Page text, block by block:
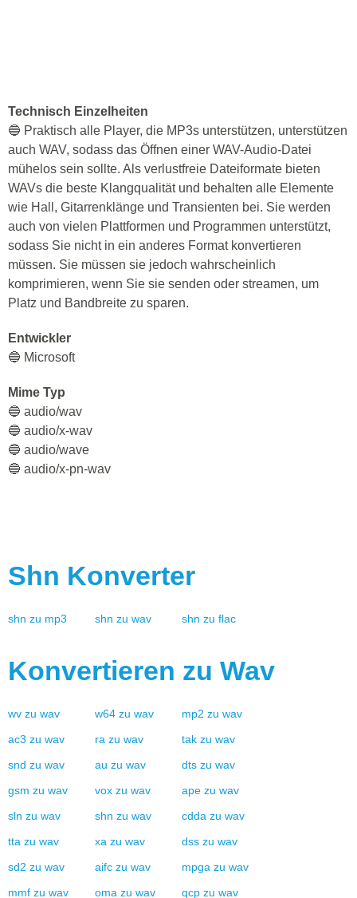
Technisch Einzelheiten
🔵 Praktisch alle Player, die MP3s unterstützen, unterstützen
auch WAV, sodass das Öffnen einer WAV-Audio-Datei
mühelos sein sollte. Als verlustfreie Dateiformate bieten
WAVs die beste Klangqualität und behalten alle Elemente
wie Hall, Gitarrenklänge und Transienten bei. Sie werden
auch von vielen Plattformen und Programmen unterstützt,
sodass Sie nicht in ein anderes Format konvertieren
müssen. Sie müssen sie jedoch wahrscheinlich
komprimieren, wenn Sie sie senden oder streamen, um
Platz und Bandbreite zu sparen.
Entwickler
🔵 Microsoft
Mime Typ
🔵 audio/wav
🔵 audio/x-wav
🔵 audio/wave
🔵 audio/x-pn-wav
Shn Konverter
shn zu mp3 shn zu wav shn zu flac
Konvertieren zu Wav
wv zu wav w64 zu wav mp2 zu wav
ac3 zu wav ra zu wav tak zu wav
snd zu wav au zu wav dts zu wav
gsm zu wav vox zu wav ape zu wav
sln zu wav shn zu wav cdda zu wav
tta zu wav xa zu wav dss zu wav
sd2 zu wav aifc zu wav mpga zu wav
mmf zu wav oma zu wav qcp zu wav